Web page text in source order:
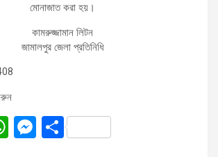
মোনাজাত করা হয়।
কামরুজ্জামান লিটন
জামালপুর জেলা প্রতিনিধি
W M S